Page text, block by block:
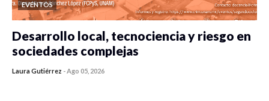
EVENTOS
Desarrollo local, tecnociencia y riesgo en
sociedades complejas
Laura Gutiérrez -Ago 05, 2026